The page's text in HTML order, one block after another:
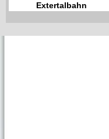
Extertalbahn